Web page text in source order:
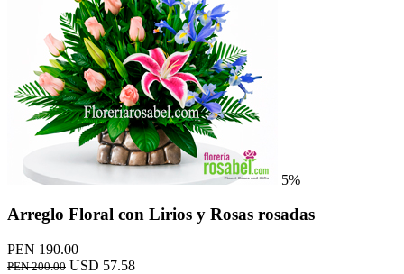
5%
Arreglo Floral con Lirios y Rosas rosadas
PEN 190.00
PEN 200.00 USD 57.58